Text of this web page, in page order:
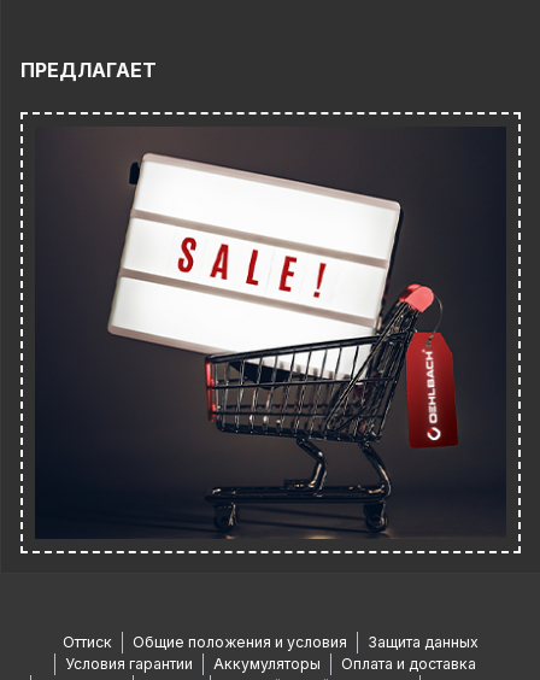
ПРЕДЛАГАЕТ
Оттиск Общие положения и условия
Защита данных
Условия гарантии
Аккумуляторы
Оплата и доставка